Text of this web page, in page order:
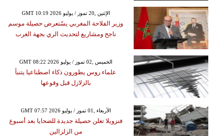
GMT 10:19 2026 الإثنين ,20 تموز / يوليو
وزير الفلاحة المغربي يسّتعرض حصيلة موسم
ناجح ومشاريع لتحديث الري بجهة الغرب
GMT 08:22 2026 الخميس ,02 تموز / يوليو
علماء روس يطورون ذكاء اصطناعيا يتنبأ
بالزلازل قبل وقوعها
GMT 07:57 2026 الأربعاء ,01 تموز / يوليو
فنزويلا تعلن حصيلة جديدة للضحايا بعد أسبوع
من الزلزالين